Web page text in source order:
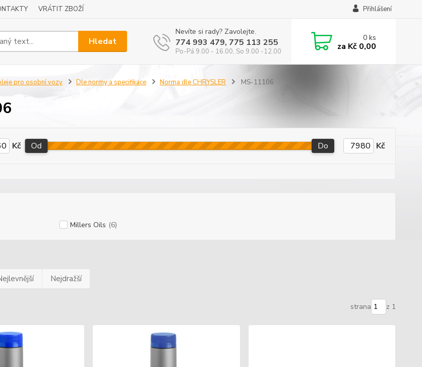
VRÁTIT ZBOŽÍ Přihlášení
Hledat
Nevíte si rady? Zavolejte.
774 993 479, 775 113 255
Po-Pá 9.00 - 16.00, So 9.00 -12.00
0ks
za Kč 0,00
pro osobní vozy Dle normy a specifikace Norma dle CHRYSLER MS-11106
Kč Od Do Kč
Millers Oils (6)
Nejdražší
strana z 1